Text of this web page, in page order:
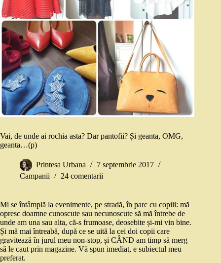
Vai, de unde ai rochia asta? Dar pantofii? Și geanta, OMG,
geanta…(p)
Printesa Urbana
7 septembrie 2017
Campanii
24 comentarii
Mi se întâmplă la evenimente, pe stradă, în parc cu copiii: mă
opresc doamne cunoscute sau necunoscute să mă întrebe de
unde am una sau alta, că-s frumoase, deosebite și-mi vin bine.
Și mă mai întreabă, după ce se uită la cei doi copii care
gravitează în jurul meu non-stop, și CÂND am timp să merg
să le caut prin magazine. Vă spun imediat, e subiectul meu
preferat.